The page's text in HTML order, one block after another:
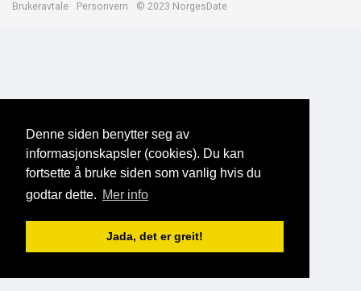
Denne siden benytter seg av
informasjonskapsler (cookies). Du kan
fortsette å bruke siden som vanlig hvis du
godtar dette. Mer info
Jada, det er greit!
Brukeravtale Personvern © 2023 NorgesDate